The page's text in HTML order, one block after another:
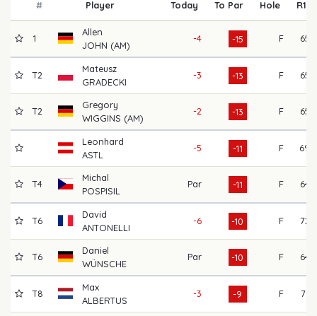
# Player Today To Par Hole R1
1
Allen
JOHN (AM)
-4 -15 F 65
T2
Mateusz
GRADECKI
-3 -13 F 65
T2
Gregory
WIGGINS (AM)
-2 -13 F 65
Leonhard
ASTL
-5 -11 F 69
T4
Michal
POSPISIL
Par -11 F 64
T6
David
ANTONELLI
-6 -10 F 72
T6
Daniel
WÜNSCHE
Par -10 F 64
T8
Max
ALBERTUS
-3 -9 F 71